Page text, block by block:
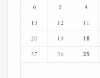
4
5
6
11
12
13
18
19
20
25
26
27